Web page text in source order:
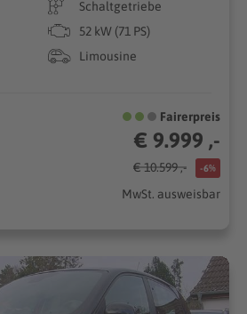
Schaltgetriebe
52 kW (71 PS)
Limousine
Fairerpreis
€ 9.999 ,-
€ 10.599 ,- -6%
MwSt. ausweisbar